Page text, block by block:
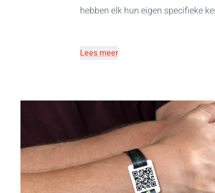
hebben elk hun eigen specifieke
Lees meer